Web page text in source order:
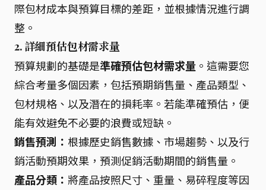
際包材成本與預算目標的差距，並根據情況進行調
整。
2. 詳細預估包材需求量
預算規劃的基礎是準確預估包材需求量 。這需要您
綜合考量多個因素，包括預期銷售量、產品類型、
包材規格、以及潛在的損耗率。若能準確預估，便
能有效避免不必要的浪費或短缺。
銷售預測： 根據歷史銷售數據、市場趨勢、以及行
銷活動預期效果，預測促銷活動期間的銷售量。
產品分類： 將產品按照尺寸、重量、易碎程度等因